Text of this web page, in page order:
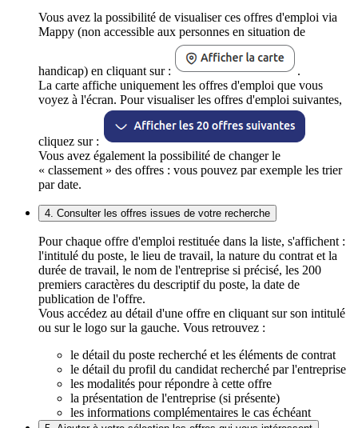
Vous avez la possibilité de visualiser ces offres d'emploi via
Mappy (non accessible aux personnes en situation de
handicap) en cliquant sur :
.
La carte affiche uniquement les offres d'emploi que vous
voyez à l'écran. Pour visualiser les offres d'emploi suivantes,
cliquez sur :
Vous avez également la possibilité de changer le
« classement » des offres : vous pouvez par exemple les trier
par date.
4. Consulter les offres issues de votre recherche
Pour chaque offre d'emploi restituée dans la liste, s'affichent :
l'intitulé du poste, le lieu de travail, la nature du contrat et la
durée de travail, le nom de l'entreprise si précisé, les 200
premiers caractères du descriptif du poste, la date de
publication de l'offre.
Vous accédez au détail d'une offre en cliquant sur son intitulé
ou sur le logo sur la gauche. Vous retrouvez :
le détail du poste recherché et les éléments de contrat
le détail du profil du candidat recherché par l'entreprise
les modalités pour répondre à cette offre
la présentation de l'entreprise (si présente)
les informations complémentaires le cas échéant